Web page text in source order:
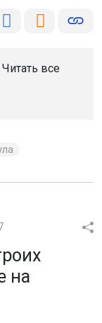
Читать все
на